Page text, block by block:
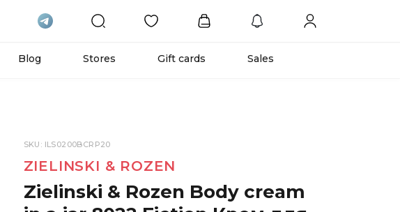
Blog Stores Gift cards Sales
SKU: ILS0200BCRP20
ZIELINSKI & ROZEN
Zielinski & Rozen Body cream